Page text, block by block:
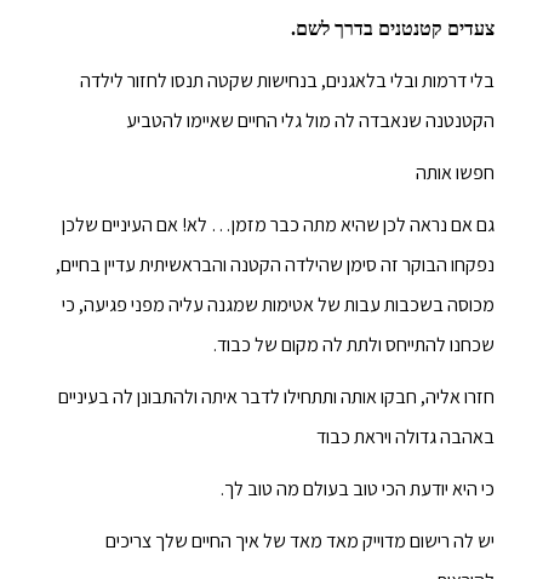
צעדים קטנטנים בדרך לשם.
בלי דרמות ובלי בלאגנים, בנחישות שקטה תנסו לחזור לילדה
הקטנטנה שנאבדה לה מול גלי החיים שאיימו להטביע
חפשו אותה
גם אם נראה לכן שהיא מתה כבר מזמן… לא! אם העיניים שלכן
נפקחו הבוקר זה סימן שהילדה הקטנה והבראשיתית עדיין בחיים,
מכוסה בשכבות עבות של אטימות שמגנה עליה מפני פגיעה, כי
שכחנו להתייחס ולתת לה מקום של כבוד.
חזרו אליה, חבקו אותה ותתחילו לדבר איתה ולהתבונן לה בעיניים
באהבה גדולה ויראת כבוד
כי היא יודעת הכי טוב בעולם מה טוב לך.
יש לה רישום מדוייק מאד מאד של איך החיים שלך צריכים